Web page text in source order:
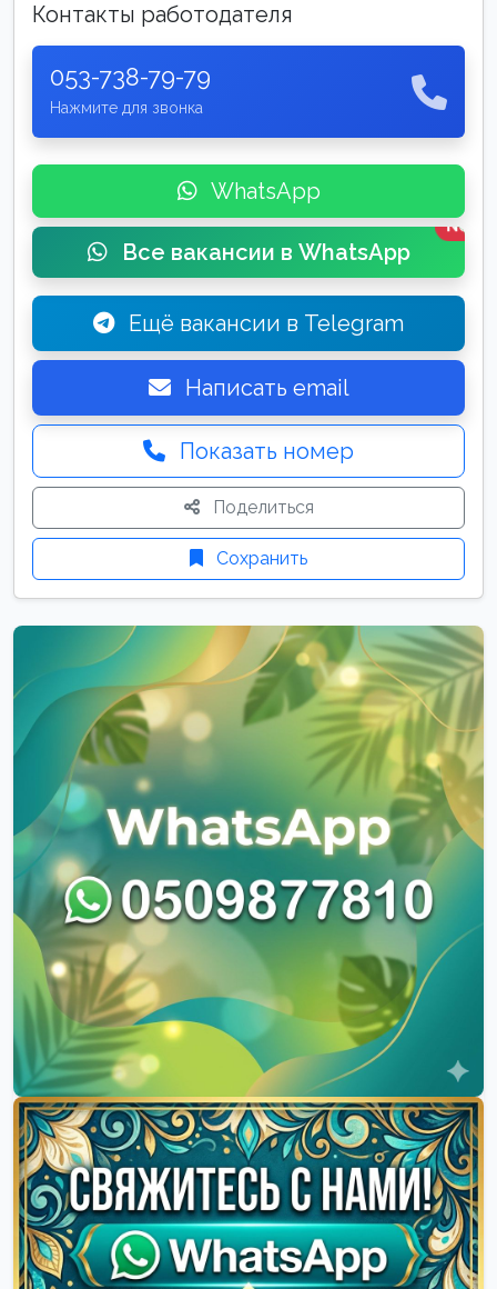
Контакты работодателя
053-738-79-79
Нажмите для звонка
WhatsApp
Все вакансии в WhatsApp
New
Ещё вакансии в Telegram
Написать email
Показать номер
Поделиться
Сохранить